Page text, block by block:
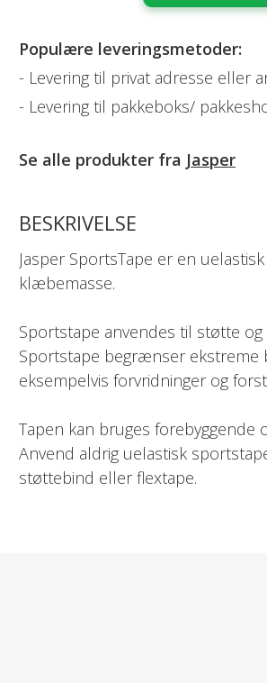
Populære leveringsmetoder:
Levering til privat adresse eller
Levering til pakkeboks/
Se alle produkter fra Jasper
BESKRIVELSE
Jasper SportsTape er en
klæbemasse.
Sportstape anvendes til støtte
Sportstape begrænser ekstreme
eksempelvis forvridninger og
Tapen kan bruges forebyggende
Anvend aldrig uelastisk
støttebind eller flextape.